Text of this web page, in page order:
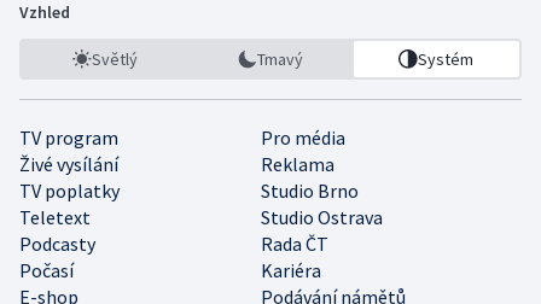
Vzhled
Světlý Tmavý Systém
TV program
Pro média
Živé vysílání
Reklama
TV poplatky
Studio Brno
Teletext
Studio Ostrava
Podcasty
Rada ČT
Počasí
Kariéra
E-shop
Podávání námětů